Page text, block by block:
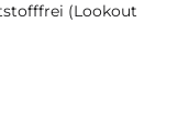
(Lookout